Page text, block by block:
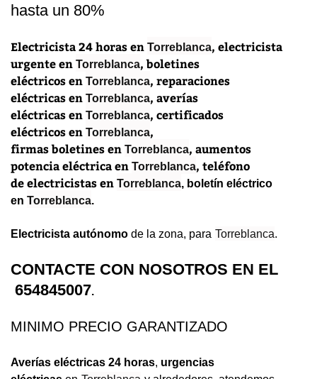
hasta un 80%
Electricista 24 horasen Torreblanca, electricista
urgenteen Torreblanca,boletines
eléctricosen Torreblanca, reparaciones
eléctricasen Torreblanca, averías
eléctricasen Torreblanca, certificados
eléctricosen Torreblanca,
firmasboletinesen Torreblanca, aumentos
potencia eléctrica en Torreblanca, teléfono
deelectricistas en Torreblanca, boletín eléctrico
en Torreblanca.
Electricista autónomo de la zona, para Torreblanca.
CONTACTE CON NOSOTROS EN EL
654845007.
MINIMO PRECIO GARANTIZADO
Averías eléctricas 24 horas, urgencias